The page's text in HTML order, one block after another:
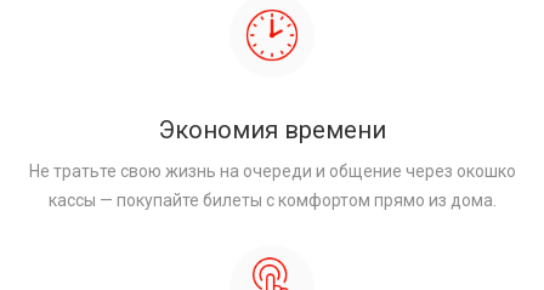
Экономия времени
Не тратьте свою жизнь на очереди и общение через окошко
кассы — покупайте билеты с комфортом прямо из дома.